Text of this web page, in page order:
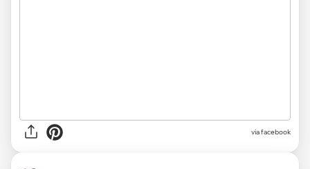
via facebook